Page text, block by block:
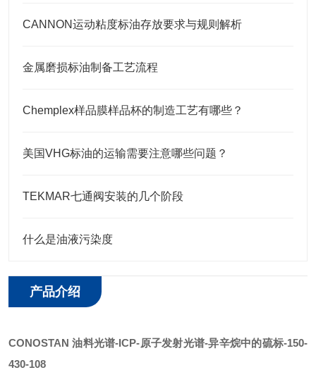
CANNON运动粘度标油存放要求与规则解析
金属磨损标油制备工艺流程
Chemplex样品膜样品杯的制造工艺有哪些？
美国VHG标油的运输需要注意哪些问题？
TEKMAR七通阀安装的几个阶段
什么是油液污染度
产品介绍
CONOSTAN 油料光谱-ICP-原子发射光谱-异辛烷中的硫标-150-
430-108